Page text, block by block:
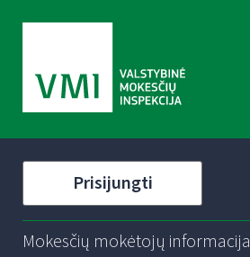
Prisijungti
Mokesčių mokėtojų informacija